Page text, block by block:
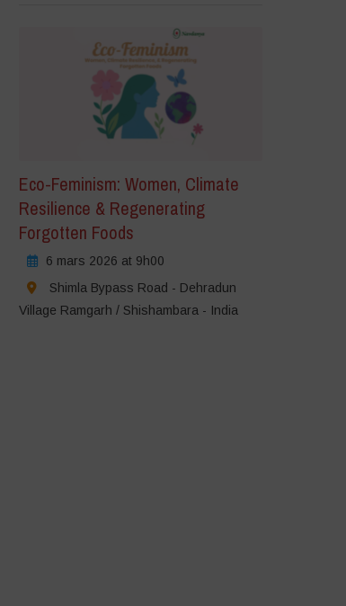
Eco-Feminism: Women, Climate
Resilience & Regenerating
Forgotten Foods
6 mars 2026 at 9h00
Shimla Bypass Road - Dehradun
Village Ramgarh / Shishambara - India